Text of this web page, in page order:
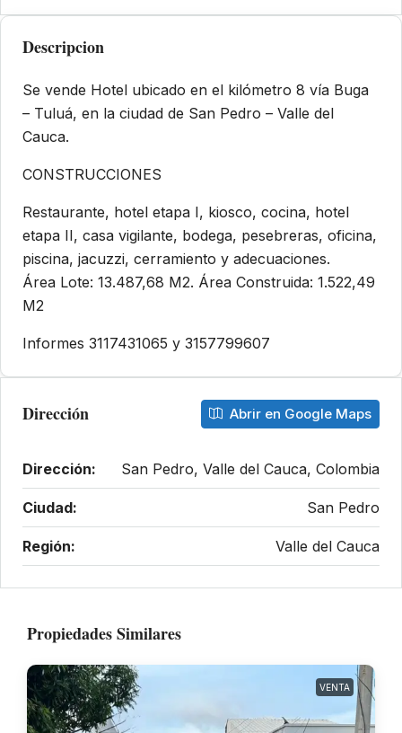
Descripcion
Se vende Hotel ubicado en el kilómetro 8 vía Buga
– Tuluá, en la ciudad de San Pedro – Valle del
Cauca.
CONSTRUCCIONES
Restaurante, hotel etapa I, kiosco, cocina, hotel
etapa II, casa vigilante, bodega, pesebreras, oficina,
piscina, jacuzzi, cerramiento y adecuaciones.
Área Lote: 13.487,68 M2. Área Construida: 1.522,49
M2
Informes 3117431065 y 3157799607
Dirección Abrir en Google Maps
Dirección: San Pedro, Valle del Cauca, Colombia
Ciudad: San Pedro
Región: Valle del Cauca
Propiedades Similares
VENTA